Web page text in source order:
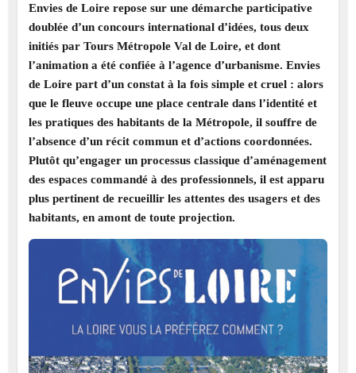
Envies de Loire repose sur une démarche participative
doublée d’un concours international d’idées, tous deux
initiés par Tours Métropole Val de Loire, et dont
l’animation a été confiée à l’agence d’urbanisme. Envies
de Loire part d’un constat à la fois simple et cruel : alors
que le fleuve occupe une place centrale dans l’identité et
les pratiques des habitants de la Métropole, il souffre de
l’absence d’un récit commun et d’actions coordonnées.
Plutôt qu’engager un processus classique d’aménagement
des espaces commandé à des professionnels, il est apparu
plus pertinent de recueillir les attentes des usagers et des
habitants, en amont de toute projection.